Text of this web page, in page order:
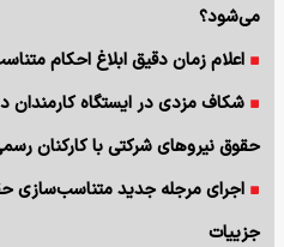
می‌شود؟
اعلام زمان دقیق ابلاغ احکام
حقوق نیروهای شرکتی با کارکنان
اجرای مرجله جدید متناسب‌سازی
جزییات